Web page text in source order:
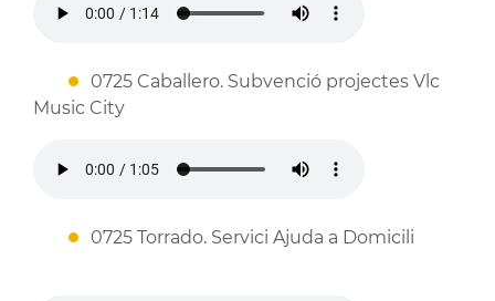
0725 Caballero. Subvenció projectes Vlc
Music City
0725 Torrado. Servici Ajuda a Domicili